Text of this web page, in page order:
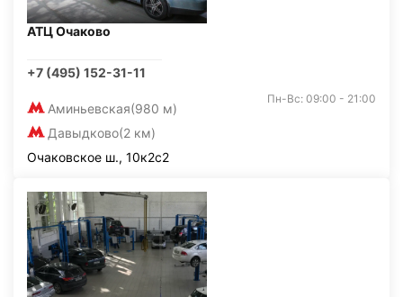
АТЦ Очаково
+7 (495) 152-31-11
Аминьевская(980 м)
Давыдково(2 км)
Пн-Вс: 09:00 - 21:00
Очаковское ш., 10к2с2